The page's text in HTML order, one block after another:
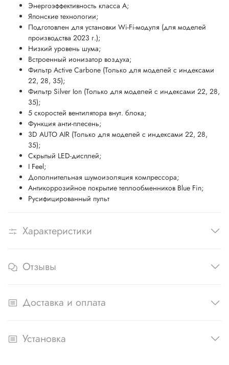
Энергоэффективность класса А;
Японские технологии;
Подготовлен для установки Wi-Fi-модуля (для моделей
производства 2023 г.);
Низкий уровень шума;
Встроенный ионизатор воздуха;
Фильтр Active Carbone (Только для моделей с индексами
22, 28, 35);
Фильтр Silver Ion (Только для моделей с индексами 22, 28,
35);
5 скоростей вентилятора внут. блока;
Функция анти-плесень;
3D AUTO AIR (Только для моделей с индексами 22, 28,
35);
Скрытый LED-дисплей;
I Feel;
Дополнительная шумоизоляция компрессора;
Антикоррозийное покрытие теплообменников Blue Fin;
Русифицированный пульт
Характеристики
Отзывы
Доставка и оплата
Установка